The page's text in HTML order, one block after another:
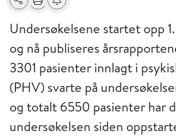
Del Skriv utFå varsel om endringer
Undersøkelsene startet opp
og nå publiseres
3301 pasienter innlagt i
(PHV) svarte på
og totalt 6550 pasienter har
undersøkelsen siden